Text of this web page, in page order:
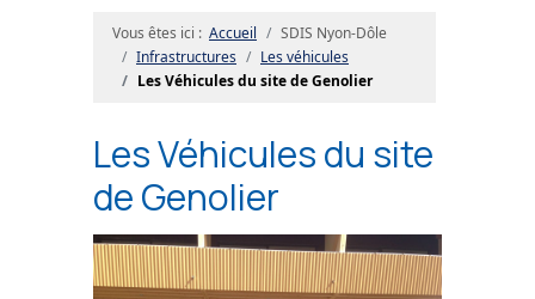
Vous êtes ici : Accueil
SDIS Nyon-Dôle
Infrastructures
Les véhicules
Les Véhicules du site de Genolier
Les Véhicules du site
de Genolier